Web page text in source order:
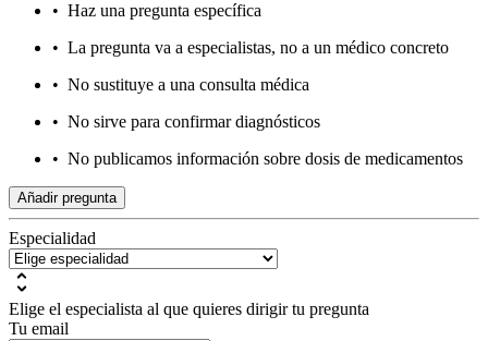
• Haz una pregunta específica
• La pregunta va a especialistas, no a un médico concreto
• No sustituye a una consulta médica
• No sirve para confirmar diagnósticos
• No publicamos información sobre dosis de medicamentos
Añadir pregunta
Especialidad
Elige el especialista al que quieres dirigir tu pregunta
Tu email